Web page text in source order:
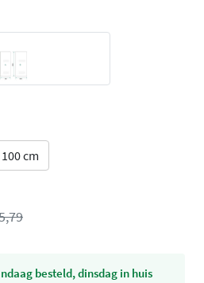
cm
besteld, dinsdag in huis